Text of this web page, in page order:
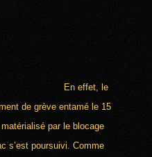
En effet, le
de grève entamé le 15
par le blocage
s’est poursuivi. Comme